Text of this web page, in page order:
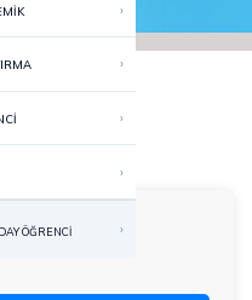
›
›
›
›
ÖĞRENCİ ›